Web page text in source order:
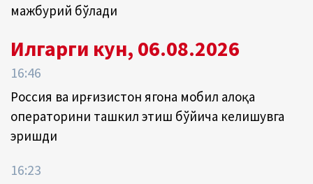
мажбурий бўлади
Илгарги кун, 06.08.2026
16:46
Россия ва Қирғизистон ягона мобил алоқа
операторини ташкил этиш бўйича келишувга
эришди
16:23